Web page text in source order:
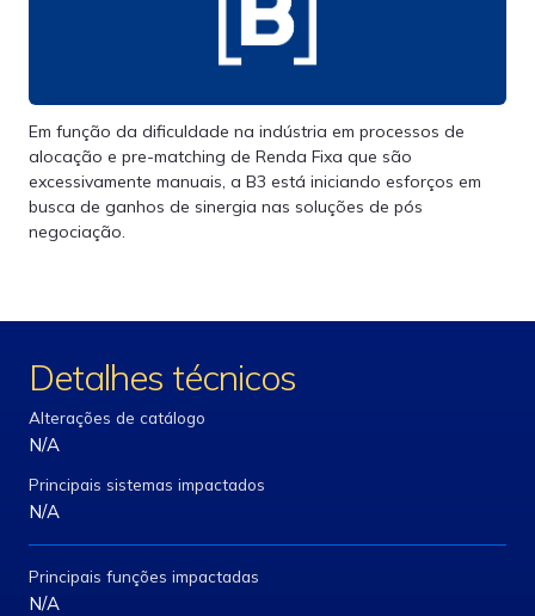
Em função da dificuldade na indústria em processos de
alocação e pre-matching de Renda Fixa que são
excessivamente manuais, a B3 está iniciando esforços em
busca de ganhos de sinergia nas soluções de pós
negociação.
Detalhes técnicos
Alterações de catálogo
N/A
Principais sistemas impactados
N/A
Principais funções impactadas
N/A